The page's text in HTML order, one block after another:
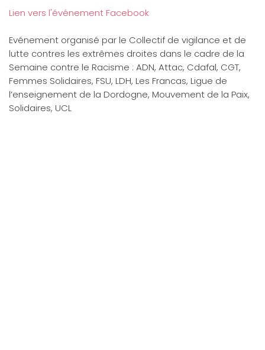
Lien vers l'événement Facebook
Evénement organisé par le Collectif de vigilance et de
lutte contres les extrêmes droites dans le cadre de la
Semaine contre le Racisme : ADN, Attac, Cdafal, CGT,
Femmes Solidaires, FSU, LDH, Les Francas, Ligue de
l’enseignement de la Dordogne, Mouvement de la Paix,
Solidaires, UCL